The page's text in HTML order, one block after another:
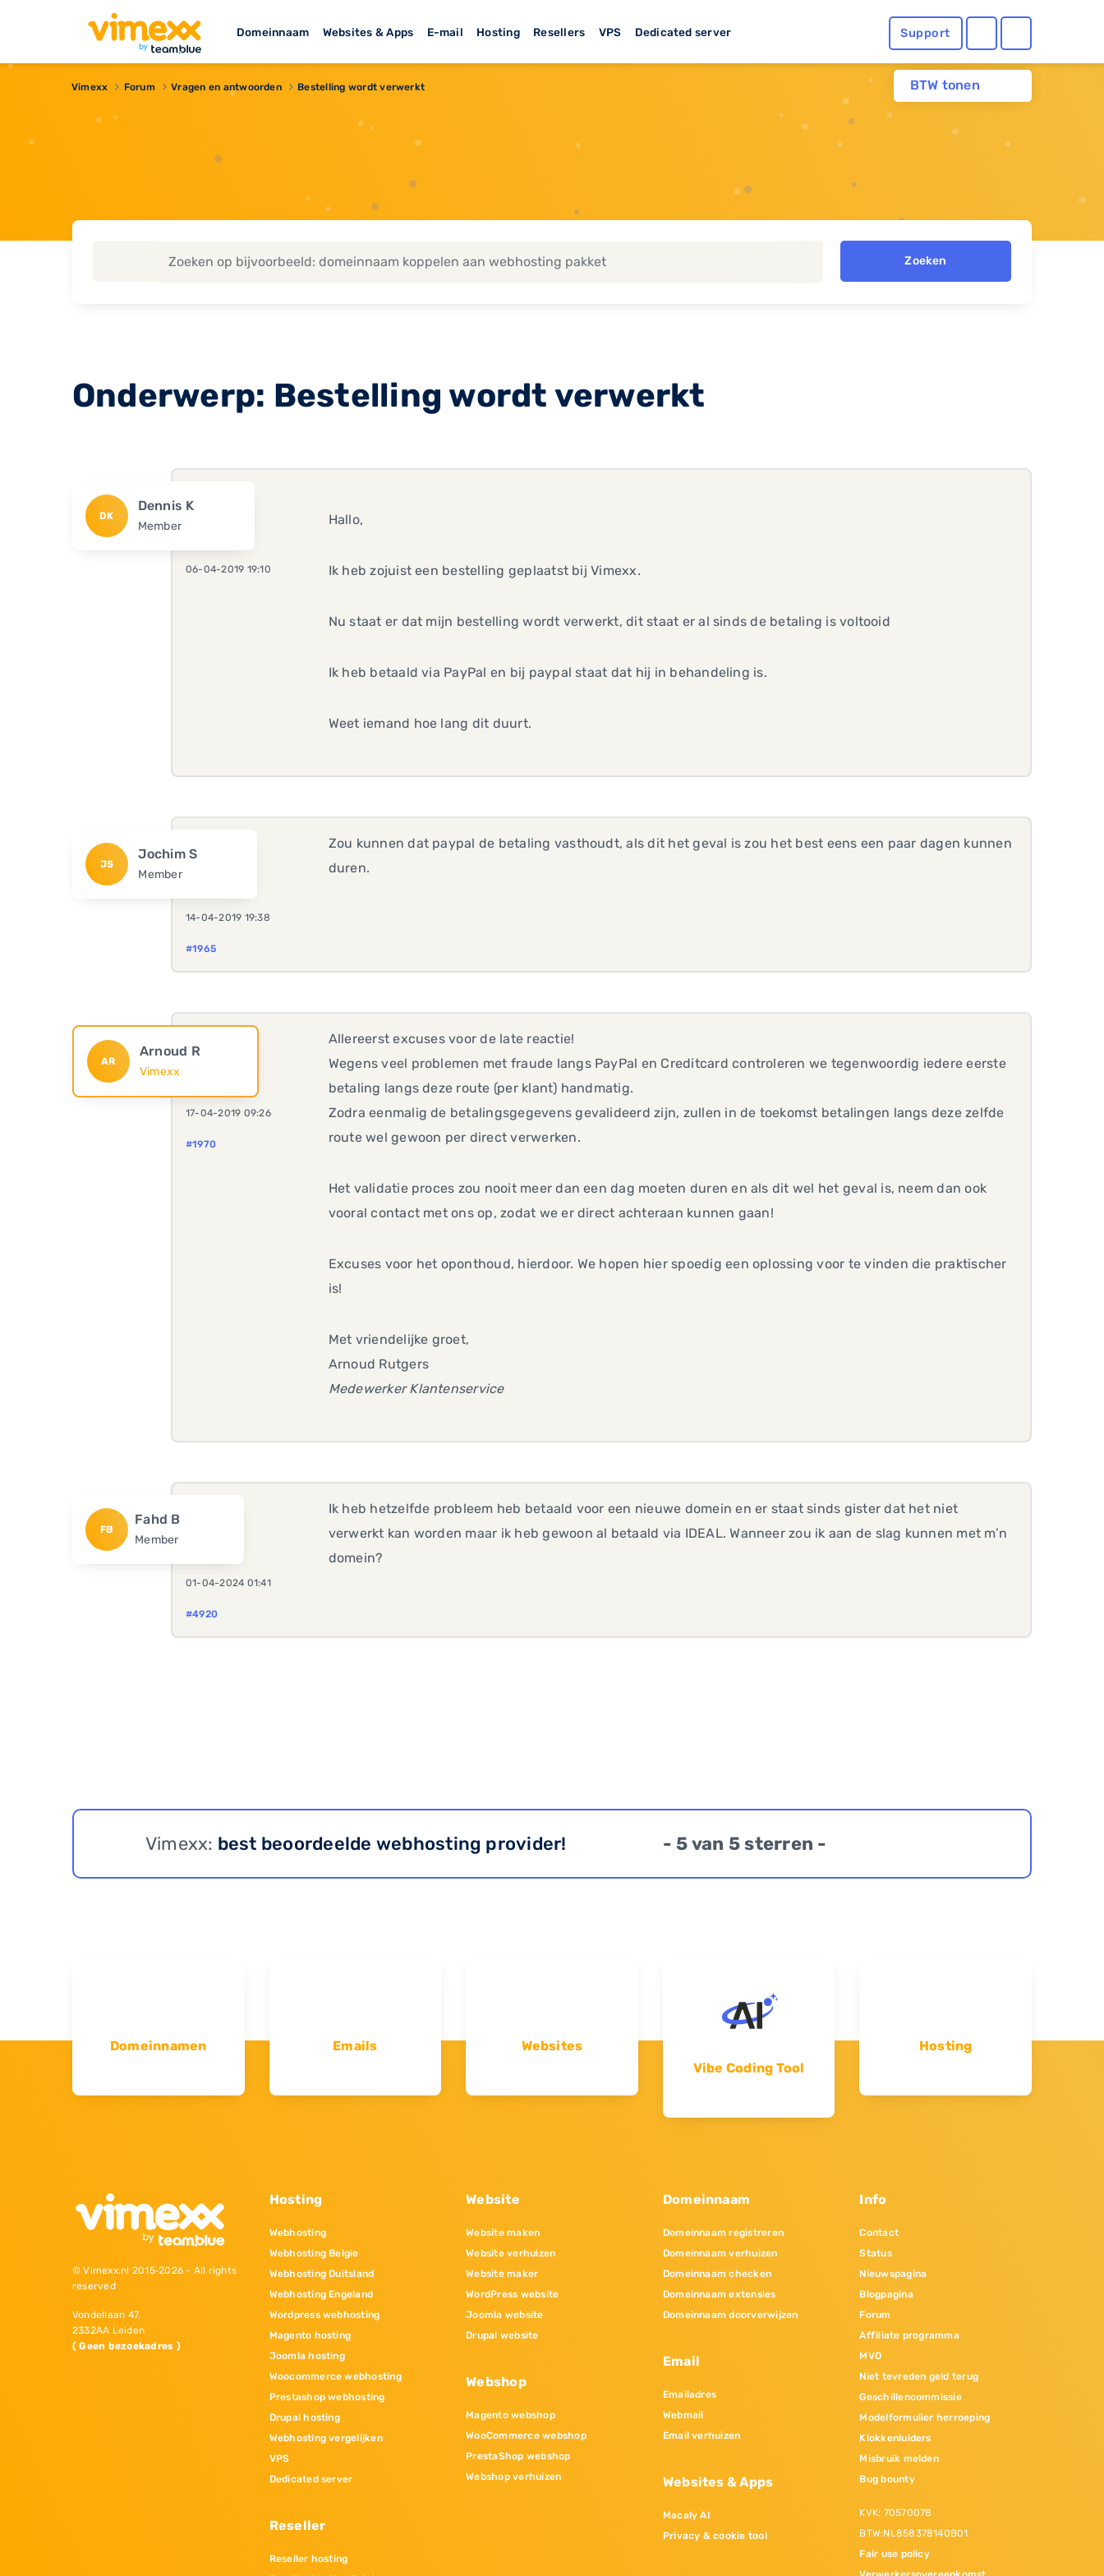
Domeinnaam Websites & Apps E-mail Hosting Resellers VPS Dedicated server Support
BTW tonen
Vimexx Forum Vragen en antwoorden Bestelling wordt verwerkt
Zoeken
Onderwerp: Bestelling wordt verwerkt
DK
Dennis K
Member
06-04-2019 19:10
Hallo,
Ik heb zojuist een bestelling geplaatst bij Vimexx.
Nu staat er dat mijn bestelling wordt verwerkt, dit staat er al sinds de betaling is voltooid
Ik heb betaald via PayPal en bij paypal staat dat hij in behandeling is.
Weet iemand hoe lang dit duurt.
JS
Jochim S
Member
14-04-2019 19:38
#1965
Zou kunnen dat paypal de betaling vasthoudt, als dit het geval is zou het best eens een paar dagen kunnen
duren.
AR
Arnoud R
Vimexx
17-04-2019 09:26
#1970
Allereerst excuses voor de late reactie!
Wegens veel problemen met fraude langs PayPal en Creditcard controleren we tegenwoordig iedere eerste
betaling langs deze route (per klant) handmatig.
Zodra eenmalig de betalingsgegevens gevalideerd zijn, zullen in de toekomst betalingen langs deze zelfde
route wel gewoon per direct verwerken.
Het validatie proces zou nooit meer dan een dag moeten duren en als dit wel het geval is, neem dan ook
vooral contact met ons op, zodat we er direct achteraan kunnen gaan!
Excuses voor het oponthoud, hierdoor. We hopen hier spoedig een oplossing voor te vinden die praktischer
is!
Met vriendelijke groet,
Arnoud Rutgers
Medewerker Klantenservice
FB
Fahd B
Member
01-04-2024 01:41
#4920
Ik heb hetzelfde probleem heb betaald voor een nieuwe domein en er staat sinds gister dat het niet
verwerkt kan worden maar ik heb gewoon al betaald via IDEAL. Wanneer zou ik aan de slag kunnen met m’n
domein?
Vimexx: best beoordeelde webhosting provider! - 5 van 5 sterren -
Domeinnamen Emails
Websites
Vibe Coding Tool
Hosting
© Vimexx.nl 2015‐2026 - All rights
reserved
Vondellaan 47,
2332AA Leiden
( Geen bezoekadres )
Hosting
Webhosting
Webhosting Belgie
Webhosting Duitsland
Webhosting Engeland
Wordpress webhosting
Magento hosting
Joomla hosting
Woocommerce webhosting
Prestashop webhosting
Drupal hosting
Webhosting vergelijken
VPS
Dedicated server
Reseller
Reseller hosting
Website
Website maken
Website verhuizen
Website maker
WordPress website
Joomla website
Drupal website
Webshop
Magento webshop
WooCommerce webshop
PrestaShop webshop
Webshop verhuizen
Domeinnaam
Domeinnaam registreren
Domeinnaam verhuizen
Domeinnaam checken
Domeinnaam extensies
Domeinnaam doorverwijzen
Email
Emailadres
Webmail
Email verhuizen
Websites & Apps
Macaly AI
Privacy & cookie tool
Info
Contact
Status
Nieuwspagina
Blogpagina
Forum
Affiliate programma
MVO
Niet tevreden geld terug
Geschillencommissie
Modelformulier herroeping
Klokkenluiders
Misbruik melden
Bug bounty
KVK: 70570078
BTW:NL858378140B01
Fair use policy